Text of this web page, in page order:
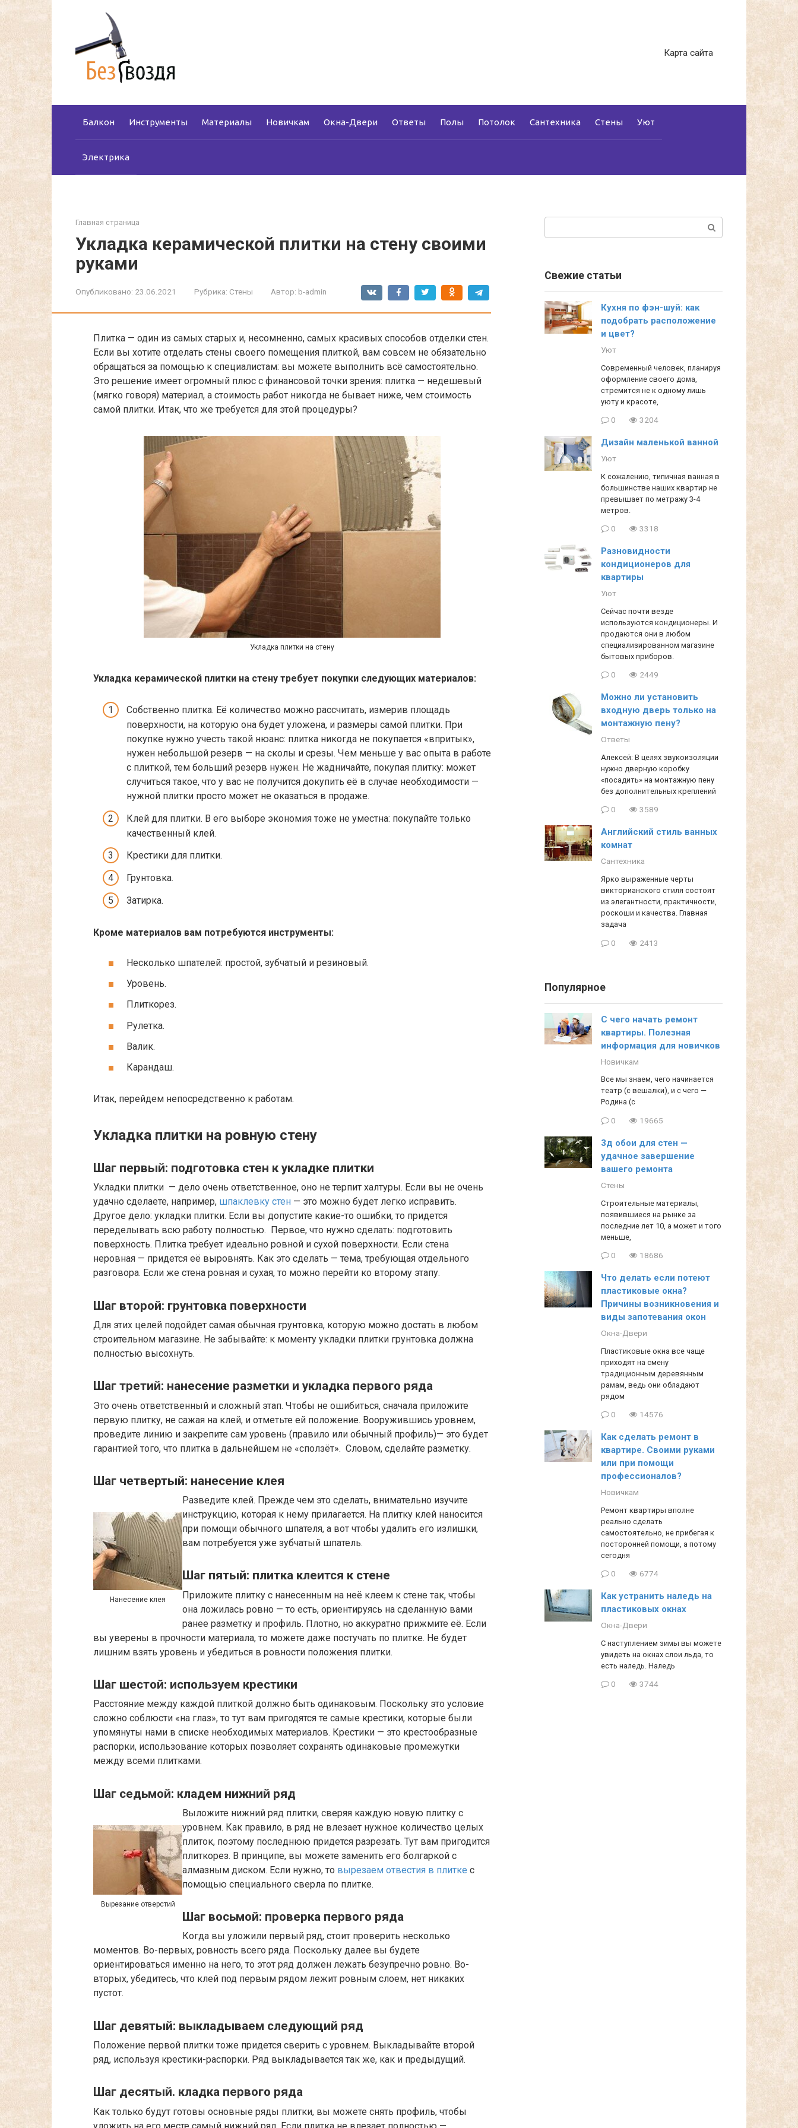
к
Карта сайта
Балкон Инструменты Материалы Новичкам Окна-Двери Ответы Полы Потолок Сантехника Стены Уют
Электрика
Главная страница
Укладка керамической плитки на стену своими
руками
Опубликовано: 23.06.2021 Рубрика: Стены Автор: b-admin
Плитка — один из самых старых и, несомненно, самых красивых способов отделки стен.
Если вы хотите отделать стены своего помещения плиткой, вам совсем не обязательно
обращаться за помощью к специалистам: вы можете выполнить всё самостоятельно.
Это решение имеет огромный плюс с финансовой точки зрения: плитка — недешевый
(мягко говоря) материал, а стоимость работ никогда не бывает ниже, чем стоимость
самой плитки. Итак, что же требуется для этой процедуры?
Укладка плитки на стену
Укладка керамической плитки на стену требует покупки следующих материалов:
Собственно плитка. Её количество можно рассчитать, измерив площадь
поверхности, на которую она будет уложена, и размеры самой плитки. При
покупке нужно учесть такой нюанс: плитка никогда не покупается «впритык»,
нужен небольшой резерв — на сколы и срезы. Чем меньше у вас опыта в работе
с плиткой, тем больший резерв нужен. Не жадничайте, покупая плитку: может
случиться такое, что у вас не получится докупить её в случае необходимости —
нужной плитки просто может не оказаться в продаже.
Клей для плитки. В его выборе экономия тоже не уместна: покупайте только
качественный клей.
Крестики для плитки.
Грунтовка.
Затирка.
Кроме материалов вам потребуются инструменты:
Несколько шпателей: простой, зубчатый и резиновый.
Уровень.
Плиткорез.
Рулетка.
Валик.
Карандаш.
Итак, перейдем непосредственно к работам.
Укладка плитки на ровную стену
Шаг первый: подготовка стен к укладке плитки
Укладки плитки — дело очень ответственное, оно не терпит халтуры. Если вы не очень
удачно сделаете, например, шпаклевку стен — это можно будет легко исправить.
Другое дело: укладки плитки. Если вы допустите какие-то ошибки, то придется
переделывать всю работу полностью. Первое, что нужно сделать: подготовить
поверхность. Плитка требует идеально ровной и сухой поверхности. Если стена
неровная — придется её выровнять. Как это сделать — тема, требующая отдельного
разговора. Если же стена ровная и сухая, то можно перейти ко второму этапу.
Шаг второй: грунтовка поверхности
Для этих целей подойдет самая обычная грунтовка, которую можно достать в любом
строительном магазине. Не забывайте: к моменту укладки плитки грунтовка должна
полностью высохнуть.
Шаг третий: нанесение разметки и укладка первого ряда
Это очень ответственный и сложный этап. Чтобы не ошибиться, сначала приложите
первую плитку, не сажая на клей, и отметьте ей положение. Вооружившись уровнем,
проведите линию и закрепите сам уровень (правило или обычный профиль)— это будет
гарантией того, что плитка в дальнейшем не «сползёт». Словом, сделайте разметку.
Шаг четвертый: нанесение клея
Нанесение клея
Разведите клей. Прежде чем это сделать, внимательно изучите
инструкцию, которая к нему прилагается. На плитку клей наносится
при помощи обычного шпателя, а вот чтобы удалить его излишки,
вам потребуется уже зубчатый шпатель.
Шаг пятый: плитка клеится к стене
Приложите плитку с нанесенным на неё клеем к стене так, чтобы
она ложилась ровно — то есть, ориентируясь на сделанную вами
ранее разметку и профиль. Плотно, но аккуратно прижмите её. Если
вы уверены в прочности материала, то можете даже постучать по плитке. Не будет
лишним взять уровень и убедиться в ровности положения плитки.
Шаг шестой: используем крестики
Расстояние между каждой плиткой должно быть одинаковым. Поскольку это условие
сложно соблюсти «на глаз», то тут вам пригодятся те самые крестики, которые были
упомянуты нами в списке необходимых материалов. Крестики — это крестообразные
распорки, использование которых позволяет сохранять одинаковые промежутки
между всеми плитками.
Шаг седьмой: кладем нижний ряд
Вырезание отверстий
Выложите нижний ряд плитки, сверяя каждую новую плитку с
уровнем. Как правило, в ряд не влезает нужное количество целых
плиток, поэтому последнюю придется разрезать. Тут вам пригодится
плиткорез. В принципе, вы можете заменить его болгаркой с
алмазным диском. Если нужно, то вырезаем отвестия в плитке с
помощью специального сверла по плитке.
Шаг восьмой: проверка первого ряда
Когда вы уложили первый ряд, стоит проверить несколько
моментов. Во-первых, ровность всего ряда. Поскольку далее вы будете
ориентироваться именно на него, то этот ряд должен лежать безупречно ровно. Во-
вторых, убедитесь, что клей под первым рядом лежит ровным слоем, нет никаких
пустот.
Шаг девятый: выкладываем следующий ряд
Положение первой плитки тоже придется сверить с уровнем. Выкладывайте второй
ряд, используя крестики-распорки. Ряд выкладывается так же, как и предыдущий.
Шаг десятый. кладка первого ряда
Как только будут готовы основные ряды плитки, вы можете снять профиль, чтобы
уложить на его месте самый нижний ряд. Если плитка не влезает полностью —
Свежие статьи
Кухня по фэн-шуй: как
подобрать расположение
и цвет?
Уют
Современный человек, планируя
оформление своего дома,
стремится не к одному лишь
уюту и красоте,
0 3204
Дизайн маленькой ванной
Уют
К сожалению, типичная ванная в
большинстве наших квартир не
превышает по метражу 3-4
метров.
0 3318
Разновидности
кондиционеров для
квартиры
Уют
Сейчас почти везде
используются кондиционеры. И
продаются они в любом
специализированном магазине
бытовых приборов.
0 2449
Можно ли установить
входную дверь только на
монтажную пену?
Ответы
Алексей: В целях звукоизоляции
нужно дверную коробку
«посадить» на монтажную пену
без дополнительных креплений
0 3589
Английский стиль ванных
комнат
Сантехника
Ярко выраженные черты
викторианского стиля состоят
из элегантности, практичности,
роскоши и качества. Главная
задача
0 2413
Популярное
С чего начать ремонт
квартиры. Полезная
информация для новичков
Новичкам
Все мы знаем, чего начинается
театр (с вешалки), и с чего —
Родина (с
0 19665
3д обои для стен —
удачное завершение
вашего ремонта
Стены
Строительные материалы,
появившиеся на рынке за
последние лет 10, а может и того
меньше,
0 18686
Что делать если потеют
пластиковые окна?
Причины возникновения и
виды запотевания окон
Окна-Двери
Пластиковые окна все чаще
приходят на смену
традиционным деревянным
рамам, ведь они обладают
рядом
0 14576
Как сделать ремонт в
квартире. Своими руками
или при помощи
профессионалов?
Новичкам
Ремонт квартиры вполне
реально сделать
самостоятельно, не прибегая к
посторонней помощи, а потому
сегодня
0 6774
Как устранить наледь на
пластиковых окнах
Окна-Двери
С наступлением зимы вы можете
увидеть на окнах слои льда, то
есть наледь. Наледь
0 3744